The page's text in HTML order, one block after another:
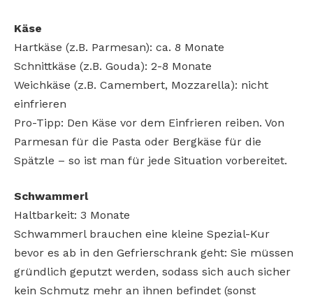
Käse
Hartkäse (z.B. Parmesan): ca. 8 Monate
Schnittkäse (z.B. Gouda): 2-8 Monate
Weichkäse (z.B. Camembert, Mozzarella): nicht
einfrieren
Pro-Tipp: Den Käse vor dem Einfrieren reiben. Von
Parmesan für die Pasta oder Bergkäse für die
Spätzle – so ist man für jede Situation vorbereitet.
Schwammerl
Haltbarkeit: 3 Monate
Schwammerl brauchen eine kleine Spezial-Kur
bevor es ab in den Gefrierschrank geht: Sie müssen
gründlich geputzt werden, sodass sich auch sicher
kein Schmutz mehr an ihnen befindet (sonst